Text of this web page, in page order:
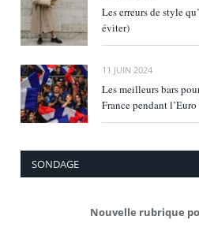
Les erreurs de style
éviter)
11 JUIN 2024
Les meilleurs bars
France pendant
SONDAGE
Nouvelle rubrique